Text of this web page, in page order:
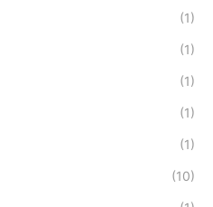
(1)
(1)
(1)
(1)
(1)
(10)